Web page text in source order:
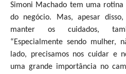
Simoni Machado tem uma rotina
do negócio. Mas, apesar
manter os cuidados,
“Especialmente sendo mulher,
lado, precisamos nos cuidar e
uma grande importância no